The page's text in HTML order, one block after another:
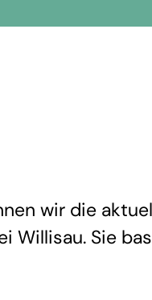
wir die
Willisau. Sie